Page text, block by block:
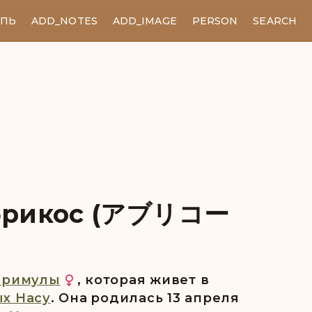
ADD_NOTES ADD_IMAGE PERSON SEARCH
(アブリコー
, которая живет в
Насу. Она pодилась 13 апреля